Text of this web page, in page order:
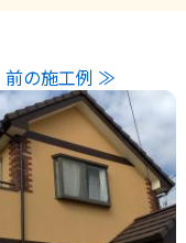
前の施工例 ≫